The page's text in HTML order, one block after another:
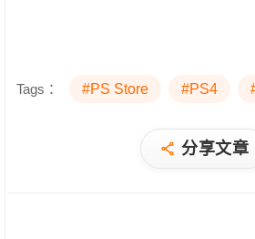
Tags： #PS Store #PS4
分享文章